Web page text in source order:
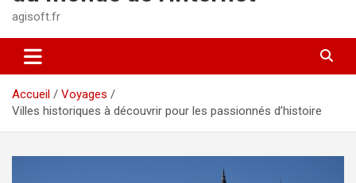
agisoft.fr
Accueil
Voyages
Villes historiques à découvrir pour les passionnés d’histoire